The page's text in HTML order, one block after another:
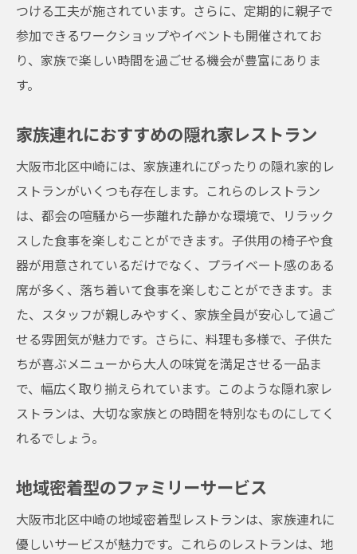
つける工夫が施されています。さらに、定期的に親子で
参加できるワークショップやイベントも開催されてお
り、家族で楽しい時間を過ごせる機会が豊富にありま
す。
家族連れにおすすめの隠れ家レストラン
大阪市北区中崎には、家族連れにぴったりの隠れ家的レ
ストランがいくつも存在します。これらのレストラン
は、都会の喧騒から一歩離れた静かな環境で、リラック
スした食事を楽しむことができます。子供用の椅子や食
器が用意されているだけでなく、プライベート感のある
席が多く、落ち着いて食事を楽しむことができます。ま
た、スタッフが親しみやすく、家族全員が安心して過ご
せる雰囲気が魅力です。さらに、料理も多様で、子供た
ちが喜ぶメニューから大人の味覚を満足させる一品ま
で、幅広く取り揃えられています。このような隠れ家レ
ストランは、大切な家族との時間を特別なものにしてく
れるでしょう。
地域密着型のファミリーサービス
大阪市北区中崎の地域密着型レストランは、家族連れに
優しいサービスが魅力です。これらのレストランは、地